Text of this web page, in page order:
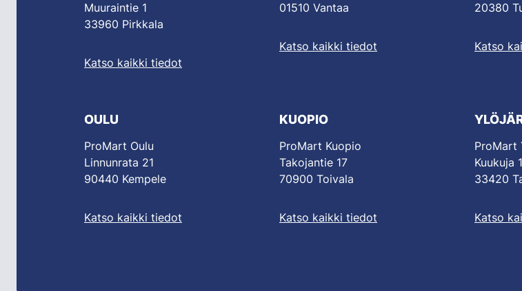
Muuraintie 1
33960 Pirkkala
Katso kaikki tiedot
01510 Vantaa
Katso kaikki tiedot
20380
Katso
OULU
ProMart Oulu
Linnunrata 21
90440 Kempele
Katso kaikki tiedot
KUOPIO
ProMart Kuopio
Takojantie 17
70900 Toivala
Katso kaikki tiedot
ProMart
Kuukuja
33420
Katso